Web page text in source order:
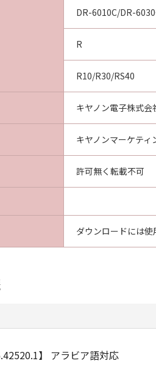
DR-6010C/DR-
R
R10/R30/RS40
キヤノン電子株式会
キヤノンマーケテ
許可無く転載不可
ダウンロードには
】 アラビア語対応